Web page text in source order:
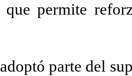
que permite
parte del